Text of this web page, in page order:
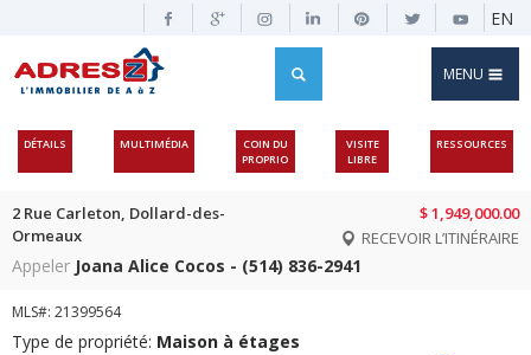
EN
MENU
DÉTAILS MULTIMÉDIA
COIN DU
PROPRIO
VISITE
LIBRE
RESSOURCES
2 Rue Carleton, Dollard-des-
Ormeaux
$ 1,949,000.00
RECEVOIR L’ITINÉRAIRE
Appeler Joana Alice Cocos - (514) 836-2941
MLS#: 21399564
Type de propriété: Maison à étages